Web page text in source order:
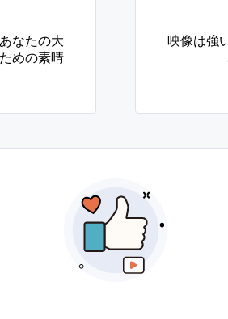
なたの大
めの素晴
映像は強